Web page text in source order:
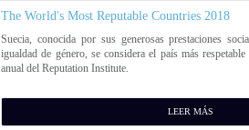
The World's Most Reputable Countries 2018
Suecia, conocida por sus generosas prestaciones
igualdad de género, se considera el país más
anual del Reputation Institute.
LEER MÁS